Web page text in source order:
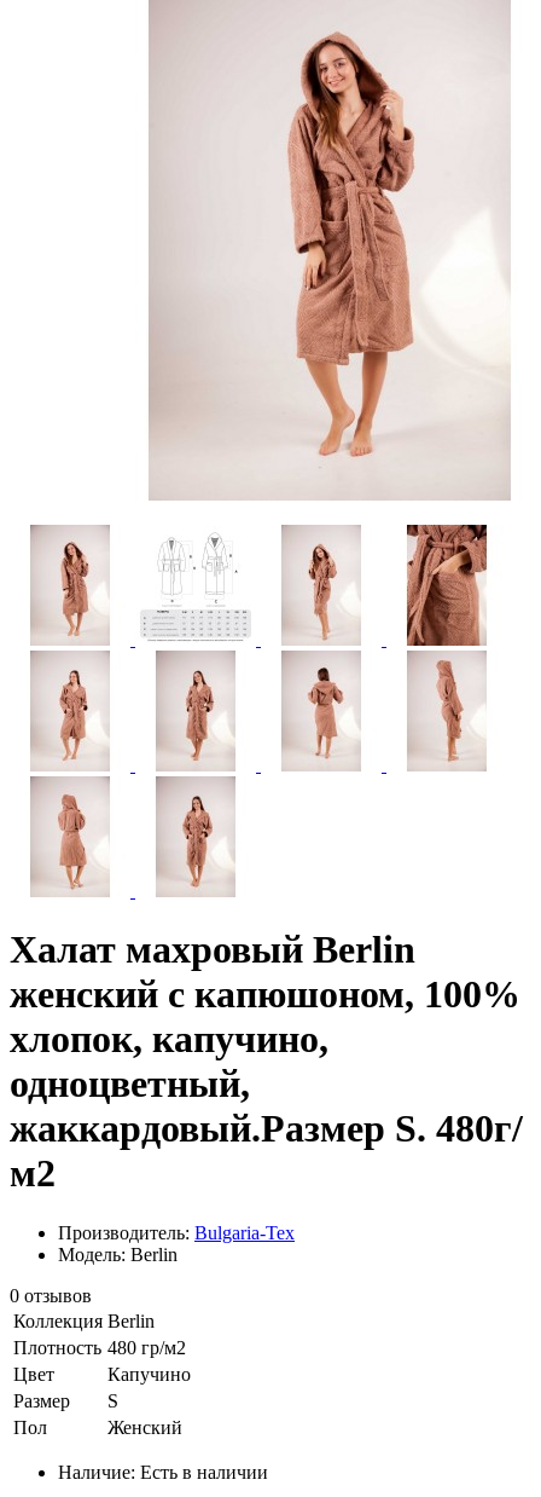
Халат махровый Berlin
женский с капюшоном, 100%
хлопок, капучино,
одноцветный,
жаккардовый.Размер S. 480г/
м2
Производитель: Bulgaria-Tex
Модель: Berlin
0 отзывов
Коллекция Berlin
Плотность 480 гр/м2
Цвет
Капучино
Размер
S
Пол
Женский
Наличие: Есть в наличии